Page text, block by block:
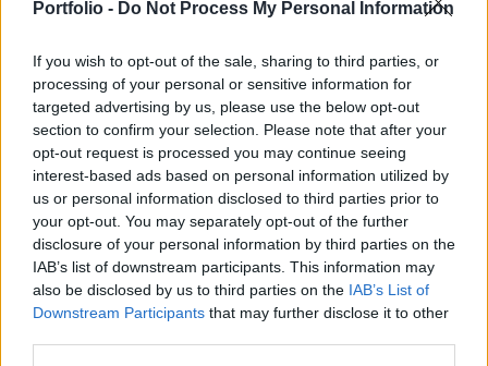
Portfolio - Do Not Process My Personal Information
If you wish to opt-out of the sale, sharing to third parties, or
processing of your personal or sensitive information for
targeted advertising by us, please use the below opt-out
section to confirm your selection. Please note that after your
opt-out request is processed you may continue seeing
interest-based ads based on personal information utilized by
us or personal information disclosed to third parties prior to
your opt-out. You may separately opt-out of the further
disclosure of your personal information by third parties on the
IAB’s list of downstream participants. This information may
also be disclosed by us to third parties on the IAB’s List of
Downstream Participants that may further disclose it to other
Andrej Juszov, az ukrán védelmi minisztérium
A moszkvai koncerttermet legalább négy fegyveres
támadta meg, akik válogatás nélkül kezdték gyilkolni egy
zenei előadás résztvevőit, az incidens halálos áldozatainak
száma már a 40-et is meghaladta. A Crocus City lángba
borult, az orosz kommandósok most hatoltak be az
épületbe. Kapcsolódó cikkünk 2024. 03. 22. Terrortámadás
érte Moszkvát, lángba borult egy épület ...
KEDVES OLVASÓNK!
A keresett cikk a portfolio.hu hírarchívumához